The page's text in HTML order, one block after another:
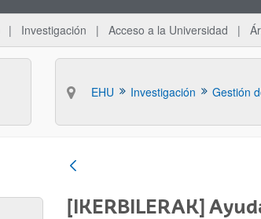
Investigación Acceso a la Universidad
EHU Investigación Gestión
[IKERBILERAK]